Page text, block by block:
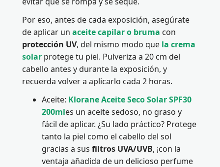
Por eso, antes de cada exposición, asegúrate
de aplicar un aceite capilar o bruma con
protección UV, del mismo modo que la crema
solar protege tu piel. Pulveriza a 20 cm del
cabello antes y durante la exposición, y
recuerda volver a aplicarlo cada 2 horas.
Aceite: Klorane Aceite Seco Solar SPF30
200mles un aceite sedoso, no graso y
fácil de aplicar. ¿Su lado práctico? Protege
tanto la piel como el cabello del sol
gracias a sus filtros UVA/UVB, ¡con la
ventaja añadida de un delicioso perfume